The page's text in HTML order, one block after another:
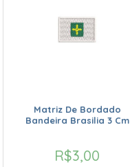
Matriz De Bordado
Bandeira Brasilia 3 Cm
R$3,00